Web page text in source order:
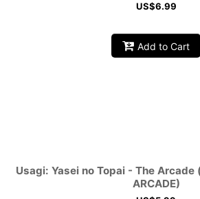
US$6.99
Add to Cart
Usagi: Yasei no Topai - The Arcade
ARCADE)